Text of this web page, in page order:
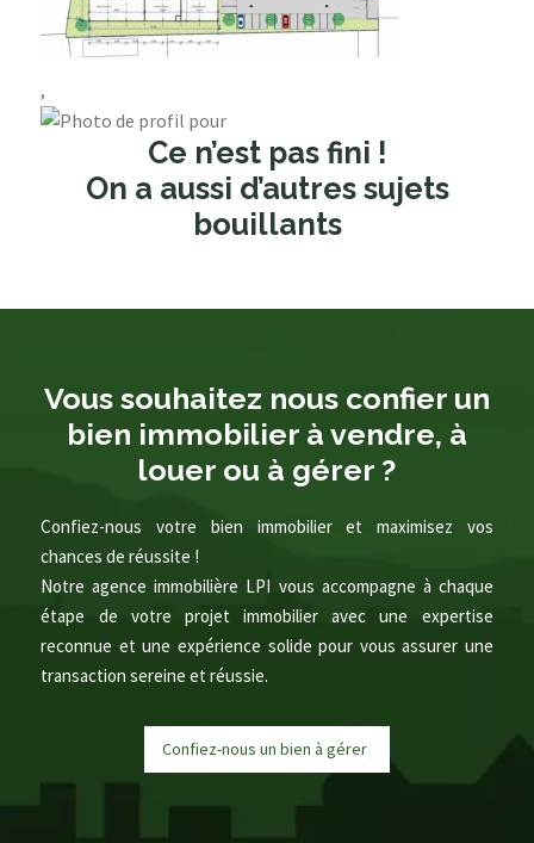
,
Ce n’est pas fini !
On a aussi d’autres sujets
bouillants
Vous souhaitez nous confier un
bien immobilier à vendre, à
louer ou à gérer ?
Confiez-nous votre bien immobilier et maximisez vos
chances de réussite !
Notre agence immobilière LPI vous accompagne à chaque
étape de votre projet immobilier avec une expertise
reconnue et une expérience solide pour vous assurer une
transaction sereine et réussie.
Confiez-nous un bien à gérer